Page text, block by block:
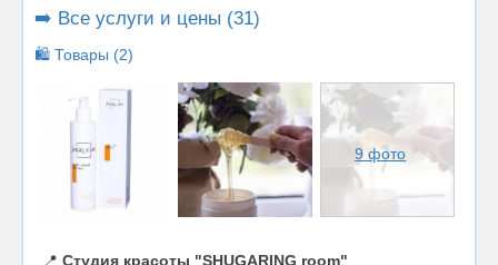
➡️ Все услуги и цены (31)
🛍️ Товары (2)
9 фото
📍 Студия красоты "SHUGARING room"